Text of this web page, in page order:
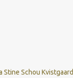
Schou Kvistgaard